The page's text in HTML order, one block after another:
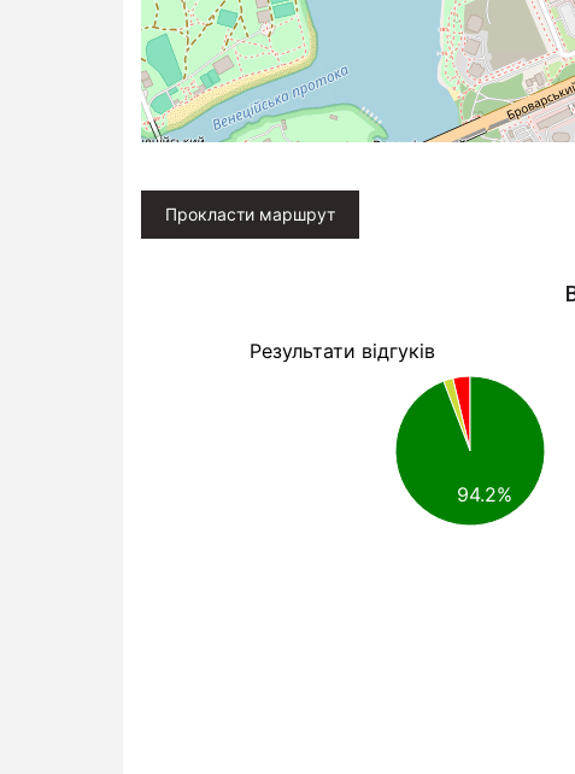
Прокласти маршрут
Результати відгуків
94.2%